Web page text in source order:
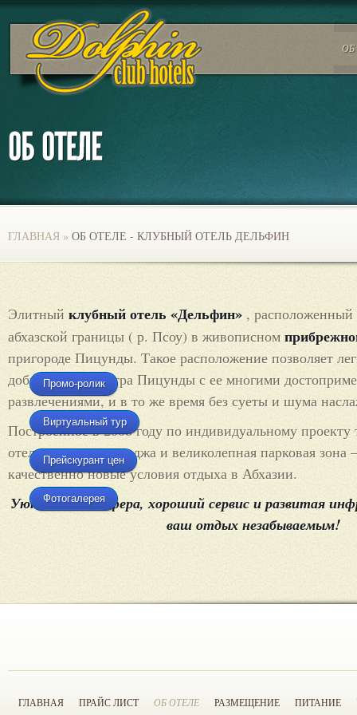
ОБ
ГЛАВНАЯ » ОБ ОТЕЛЕ - КЛУБНЫЙ ОТЕЛЬ ДЕЛЬФИН
Элитный клубный отель «Дельфин» , расположенный
абхазской границы ( р. Псоу) в живописном
пригороде Пицунды. Такое расположение позволяет
добраться до центра Пицунды с ее многими
развлечениями, и в то же время без суеты и шума
Построенное в 2008 году по индивидуальному проекту
отеля , четыре коттеджа и великолепная парковая зона
качественно новые условия отдыха в Абхазии.
Уютная атмосфера, хороший сервис и развитая
ваш отдых незабываемым!
ГЛАВНАЯ ПРАЙС ЛИСТ ОБ ОТЕЛЕ РАЗМЕЩЕНИЕ ПИТАНИЕ
Промо-ролик
Виртуальный тур
Прейскурант цен
Фотогалерея